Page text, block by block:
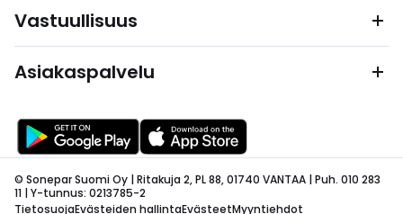
Vastuullisuus
Asiakaspalvelu
© Sonepar Suomi Oy | Ritakuja 2, PL 88, 01740 VANTAA | Puh. 010 283
11 | Y-tunnus: 0213785-2
TietosuojaEvästeiden hallintaEvästeetMyyntiehdot